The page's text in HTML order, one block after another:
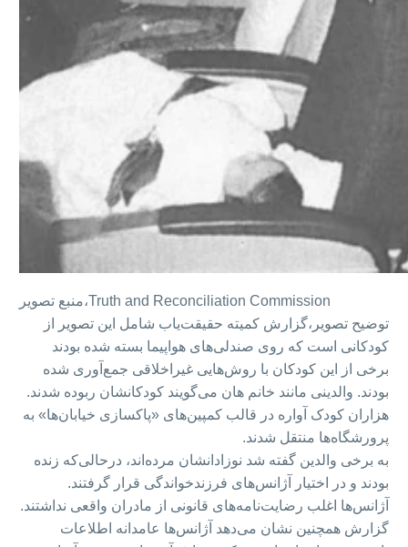
منبع تصویر،Truth and Reconciliation Commission
توضیح تصویر،گزارش کمیته حقیقت‌یاب شامل این تصویر از
کودکانی است که روی صندلی‌های هواپیما بسته شده‌ بودند
برخی از این کودکان با روش‌هایی غیراخلاقی جمع‌آوری شده
بودند. والدینی مانند خانم هان می‌گویند کودکانشان ربوده شدند.
هزاران کودک آواره در قالب کمپین‌های «پاکسازی خیابان‌ها» به
پرورشگاه‌ها منتقل شدند.
به برخی والدین گفته شد نوزادانشان مرده‌اند، درحالی‌که زنده
بودند و در اختیار آژانس‌های فرزندخواندگی قرار گرفتند.
آژانس‌ها اغلب رضایت‌نامه‌های قانونی از مادران واقعی نداشتند.
گزارش همچنین نشان می‌دهد آژانس‌ها عامدانه اطلاعات